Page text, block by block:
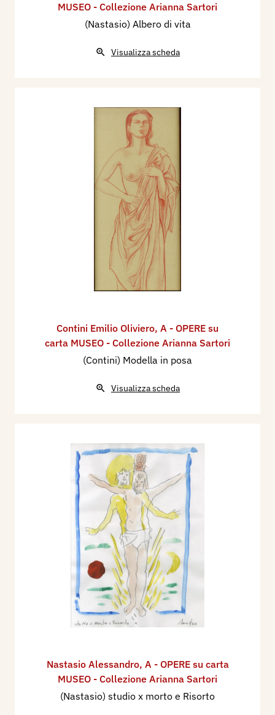
MUSEO - Collezione Arianna Sartori
(Nastasio) Albero di vita
Visualizza scheda
Contini Emilio Oliviero, A - OPERE su
carta MUSEO - Collezione Arianna Sartori
(Contini) Modella in posa
Visualizza scheda
Nastasio Alessandro, A - OPERE su carta
MUSEO - Collezione Arianna Sartori
(Nastasio) studio x morto e Risorto